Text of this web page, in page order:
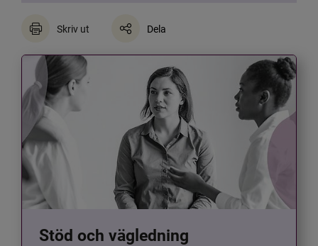
Skriv ut Dela
Stöd och vägledning